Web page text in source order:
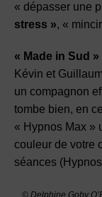
« dépasser une
stress », «
« Made in Sud »
Kévin et
un compagnon
tombe bien, en
« Hypnos Max »
couleur de votre
séances
© Delphine Goby